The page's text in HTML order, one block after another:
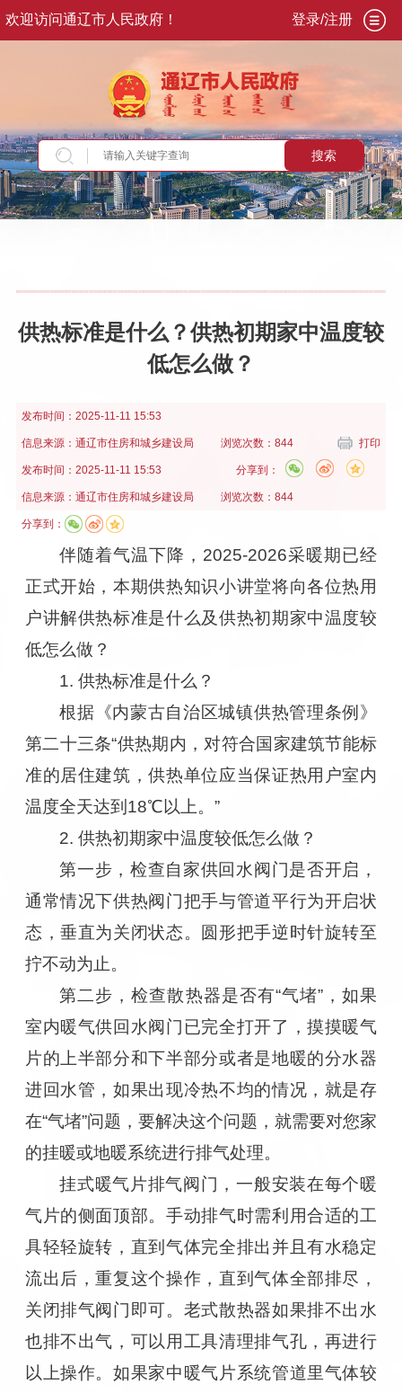
欢迎访问通辽市人民政府！ 登录/注册
搜索
当前位置：首页>政务公开>政府信息公开>法
位信息公开>供水、供气、供热领域
供热标准是什么？供热初期家中温度较
低怎么做？
发布时间： 2025-11-11 15:53
信息来源： 通辽市住房和城乡建设局 浏览次数：844 打印
分享到：
发布时间： 2025-11-11 15:53
信息来源： 通辽市住房和城乡建设局 浏览次数：844
分享到：
伴随着气温下降，2025-2026采暖期已经
正式开始，本期供热知识小讲堂将向各位热用
户讲解供热标准是什么及供热初期家中温度较
低怎么做？
1. 供热标准是什么？
根据《内蒙古自治区城镇供热管理条例》
第二十三条“供热期内，对符合国家建筑节能标
准的居住建筑，供热单位应当保证热用户室内
温度全天达到18℃以上。”
2. 供热初期家中温度较低怎么做？
第一步，检查自家供回水阀门是否开启，
通常情况下供热阀门把手与管道平行为开启状
态，垂直为关闭状态。圆形把手逆时针旋转至
拧不动为止。
第二步，检查散热器是否有“气堵”，如果
室内暖气供回水阀门已完全打开了，摸摸暖气
片的上半部分和下半部分或者是地暖的分水器
进回水管，如果出现冷热不均的情况，就是存
在“气堵”问题，要解决这个问题，就需要对您家
的挂暖或地暖系统进行排气处理。
挂式暖气片排气阀门，一般安装在每个暖
气片的侧面顶部。手动排气时需利用合适的工
具轻轻旋转，直到气体完全排出并且有水稳定
流出后，重复这个操作，直到气体全部排尽，
关闭排气阀门即可。老式散热器如果排不出水
也排不出气，可以用工具清理排气孔，再进行
以上操作。如果家中暖气片系统管道里气体较